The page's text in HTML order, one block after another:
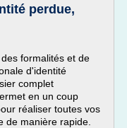
perdue,
formalités et de
d'identité
complet
en un coup
réaliser toutes vos
de manière rapide.